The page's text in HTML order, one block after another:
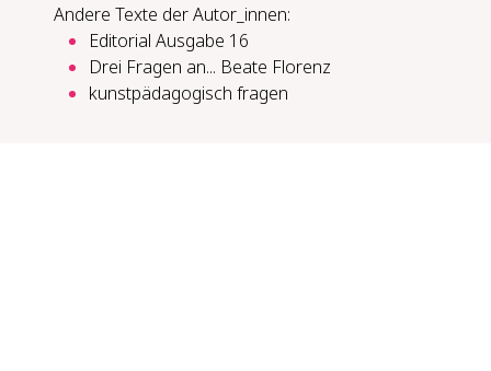
Andere Texte der Autor_innen:
Editorial Ausgabe 16
Drei Fragen an... Beate Florenz
kunstpädagogisch fragen